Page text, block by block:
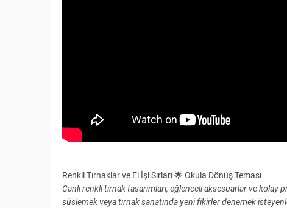
Renkli Tırnaklar ve El İşi Sırları 🌟 Okula Dönüş Teması
Canlı renkli tırnak tasarımları, eğlenceli aksesuarlar ve kolay
süslemek veya tırnak sanatında yeni fikirler denemek